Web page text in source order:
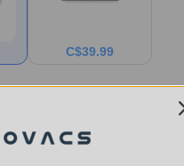
C$39.99